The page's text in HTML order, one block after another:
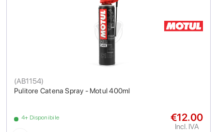
Pulitore Catena Spray - Motul 400ml
(AB1154)
4+ Disponibile €12.00
Incl. IVA